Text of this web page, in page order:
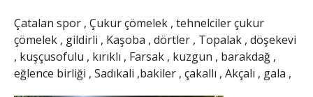
Çatalan spor , Çukur çömelek , tehnelciler çukur
çömelek , gildirli , Kaşoba , dörtler , Topalak , döşekevi
, kuşçusofulu , kırıklı , Farsak , kuzgun , barakdağ ,
eğlence birliği , Sadıkali ,bakiler , çakallı , Akçalı , gala ,